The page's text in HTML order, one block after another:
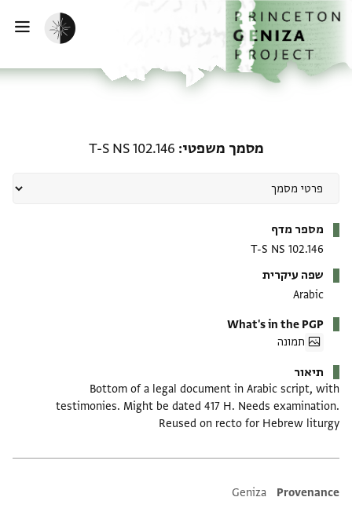
לתוכןהבית
הפעלת מצב כהה
מסמך משפטי T-S NS 102.146
מספר מדף
T-S NS 102.146
שפה עיקרית
Arabic
What's in the PGP
תמונה
תיאור
Bottom of a legal document in Arabic script, with
testimonies. Might be dated 417 H. Needs examination.
Reused on recto for Hebrew liturgy
Additional metadata
Provenance
Geniza